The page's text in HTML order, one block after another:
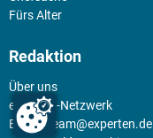
Fürs Alter
Redaktion
Über uns
experten-Netzwerk
E-Mail:
team@experten.de